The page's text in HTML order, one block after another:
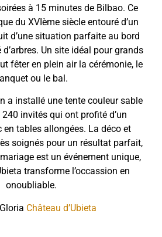
à 15 minutes de Bilbao. Ce
du XVIème siècle entouré d’un
d’une situation parfaite au bord
d’arbres. Un site idéal pour grands
fêter en plein air la cérémonie, le
ou le bal.
a installé une tente couleur sable
invités qui ont profité d’un
en tables allongées. La déco et
soignés pour un résultat parfait,
est un événement unique,
transforme l’occassion en
onoubliable.
Château d’Ubieta